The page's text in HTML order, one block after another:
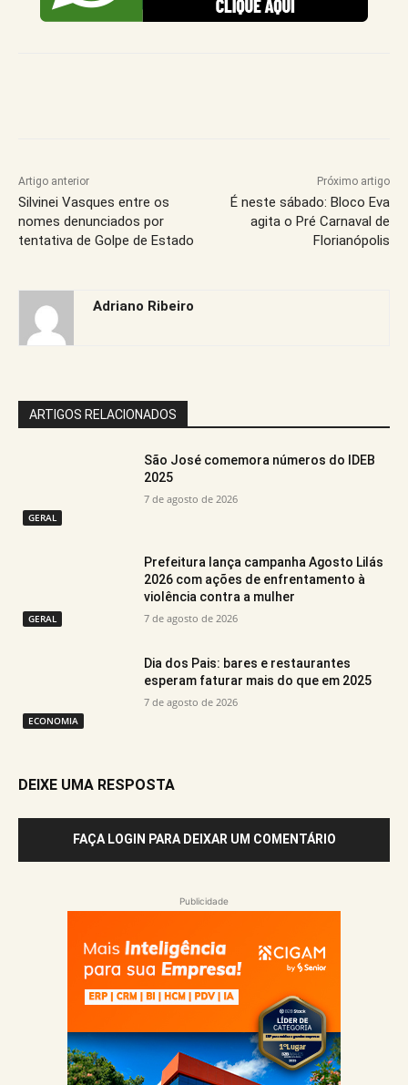
Artigo anterior
Silvinei Vasques entre os
nomes denunciados por
tentativa de Golpe de Estado
Próximo artigo
É neste sábado: Bloco Eva
agita o Pré Carnaval de
Florianópolis
Adriano Ribeiro
ARTIGOS RELACIONADOS
GERAL
São José comemora números do IDEB
2025
7 de agosto de 2026
GERAL
Prefeitura lança campanha Agosto Lilás
2026 com ações de enfrentamento à
violência contra a mulher
7 de agosto de 2026
ECONOMIA
Dia dos Pais: bares e restaurantes
esperam faturar mais do que em 2025
7 de agosto de 2026
DEIXE UMA RESPOSTA
FAÇA LOGIN PARA DEIXAR UM COMENTÁRIO
Publicidade